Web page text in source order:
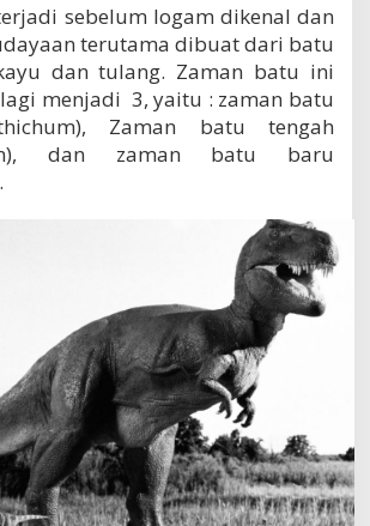
sebelum logam dikenal dan
terutama dibuat dari batu
dan tulang. Zaman batu ini
menjadi 3, yaitu : zaman batu
Zaman batu tengah
dan zaman batu baru